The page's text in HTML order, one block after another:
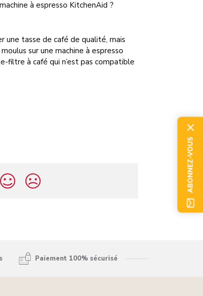
à espresso KitchenAid ?
une tasse de café de qualité, mais
sur une machine à espresso
filtre à café qui n’est pas compatible
Paiement 100% sécurisé
ABONNEZ-VOUS